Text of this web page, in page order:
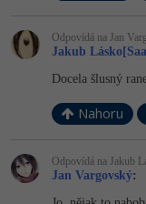
Odpovídá na Jan
Jakub
Docela šlusný
Nahoru
Odpovídá na Jakub
Jan Vargovský: